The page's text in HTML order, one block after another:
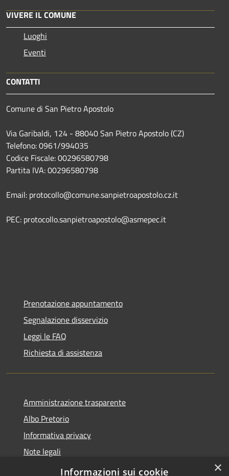
VIVERE IL COMUNE
Luoghi
Eventi
CONTATTI
Comune di San Pietro Apostolo
Via Garibaldi, 124 - 88040 San Pietro Apostolo (CZ)
Telefono: 0961/994035
Codice Fiscale: 00296580798
Partita IVA: 00296580798
Email: protocollo@comune.sanpietroapostolo.cz.it
PEC: protocollo.sanpietroapostolo@asmepec.it
Prenotazione appuntamento
Segnalazione disservizio
Leggi le FAQ
Richiesta di assistenza
Amministrazione trasparente
Albo Pretorio
Informativa privacy
Note legali
Dichiarazione di accessibilità
×
Informazioni sui cookie